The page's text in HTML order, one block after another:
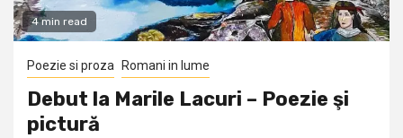
4 min read
Poezie si proza Romani in lume
Debut la Marile Lacuri – Poezie şi
pictură